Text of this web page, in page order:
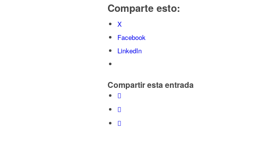
Comparte esto:
X
Facebook
LinkedIn
Compartir esta entrada